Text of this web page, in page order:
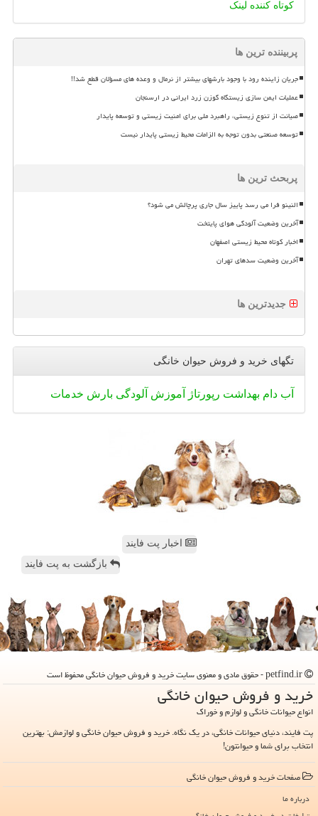
کوتاه کننده لینک
پربیننده ترین ها
جریان زاینده رود با وجود بارشهای بیشتر از نرمال و وعده های مسؤلان قطع شد!!
عملیات ایمن سازی زیستگاه گوزن زرد ایرانی در ارسنجان
صیانت از تنوع زیستی، راهبرد ملی برای امنیت زیستی و توسعه پایدار
توسعه صنعتی بدون توجه به الزامات محیط زیستی پایدار نیست
پربحث ترین ها
النینو فرا می رسد پاییز سال جاری پرچالش می شود؟
آخرین وضعیت آلودگی هوای پایتخت
اخبار کوتاه محیط زیستی اصفهان
آخرین وضعیت سدهای تهران
جدیدترین ها
تگهای خرید و فروش حیوان خانگی
آب دام بهداشت رپورتاژ آموزش آلودگی بارش خدمات
اخبار پت فایند
بازگشت به پت فایند
خرید و فروش حیوان خانگی
انواع حیوانات خانگی و لوازم و خوراک
پت فایند، دنیای حیوانات خانگی، در یک نگاه. خرید و فروش حیوان خانگی و لوازمش: بهترین
انتخاب برای شما و حیوانتون!
صفحات خرید و فروش حیوان خانگی
درباره ما